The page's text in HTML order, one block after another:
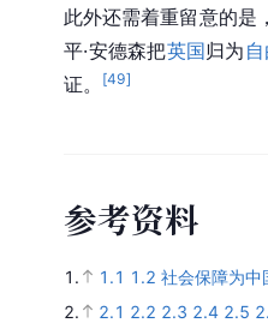
此外还需着重留意的是
平·安德森把英国归为
证。
[49]
参考资料
1. 1.1 1.2 社会保障为中
2.
2.1 2.2 2.3 2.4 2.5